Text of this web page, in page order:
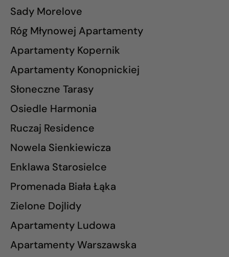
Sady Morelove
Róg Młynowej Apartamenty
Apartamenty Kopernik
Apartamenty Konopnickiej
Słoneczne Tarasy
Osiedle Harmonia
Ruczaj Residence
Nowela Sienkiewicza
Enklawa Starosielce
Promenada Biała Łąka
Zielone Dojlidy
Apartamenty Ludowa
Apartamenty Warszawska